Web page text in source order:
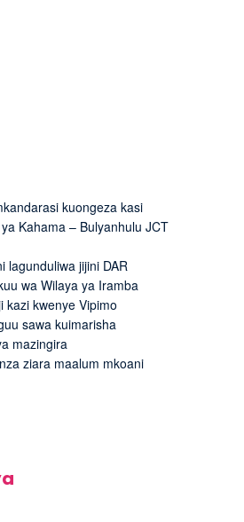
kuongeza kasi
Kahama – Bulyanhulu JCT
lagunduliwa jijini DAR
wa Wilaya ya Iramba
kazi kwenye Vipimo
sawa kuimarisha
mazingira
ziara maalum mkoani